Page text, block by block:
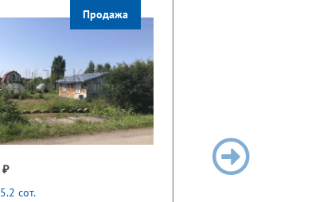
Продажа
сот.